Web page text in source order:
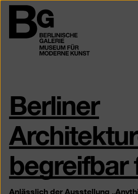
Zum
Seiteninhalt
springen
Berlinischen
Galerie
Berliner
begreifbar
Anlässlich der Ausstellung